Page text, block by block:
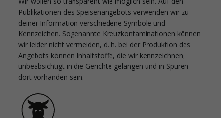
Publikationen des Speisenangebots verwenden wir zu
deiner Information verschiedene Symbole und
Kennzeichen. Sogenannte Kreuzkontaminationen können
wir leider nicht vermeiden, d. h. bei der Produktion des
Angebots können Inhaltstoffe, die wir kennzeichnen,
unbeabsichtigt in die Gerichte gelangen und in Spuren
dort vorhanden sein.